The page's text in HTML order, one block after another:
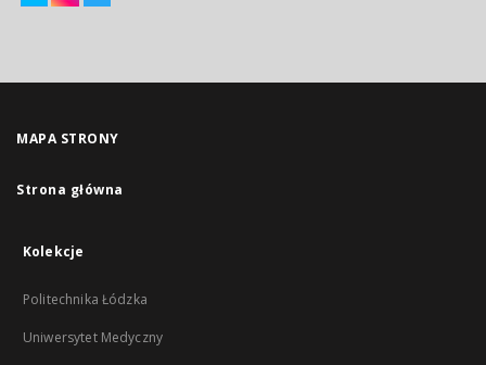
MAPA STRONY
Strona główna
Kolekcje
Politechnika Łódzka
Uniwersytet Medyczny